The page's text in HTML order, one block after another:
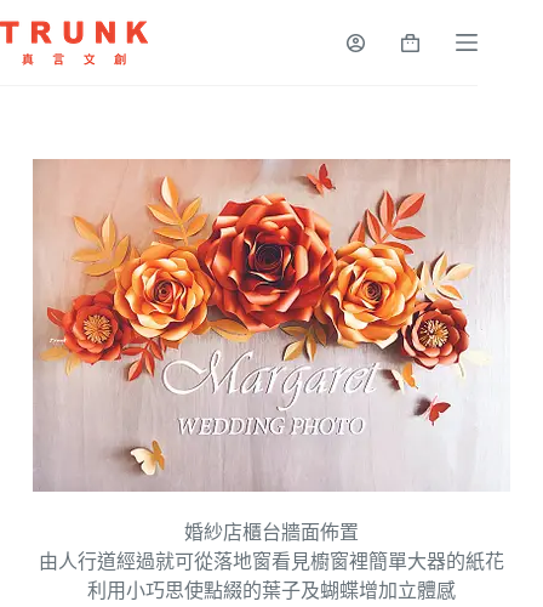
婚紗店櫃台牆面佈置
由人行道經過就可從落地窗看見櫥窗裡簡單大器的紙花
利用小巧思使點綴的葉子及蝴蝶增加立體感